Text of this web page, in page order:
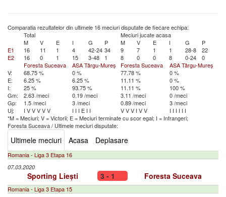
Comparatia rezultatelor din ultimele 16 meciuri disputate de fiecare echipa:
Total
Meciuri jucate acasa
M
V E I G P M V E I G
P
E1
16 11 1 4 42-24 34 9 7 1 1 28-8
22
E2
16 0 1 15 3-48 1 8 0 0 8 0-24
0
Foresta Suceava
ASA Târgu-Mureș Foresta Suceava
ASA Târgu-Mureș
V:
68.75 % 0 % 77.78 %
0 %
E:
6.25 % 6.25 % 11.11 %
0 %
I:
25 % 93.75 % 11.11 %
100 %
Gm:
2.63 /meci 0.19 /meci 3.11 /meci
0 /meci
Gp:
1.5 /meci 3 /meci 0.89 /meci
3 /meci
Uj:
I VVVVV I I I E I I VVV I VV I I I I I I
*M = Meciuri; V = Victorii; E = Meciuri terminate cu scor egal; I = Infrangeri;
Foresta Suceava/ Ultimele meciuri disputate:
Ultimele meciuri Acasa Deplasare
Romania - Liga 3 Etapa 16
07.03.2020
Sporting Liești 3 - 1 Foresta Suceava
Romania - Liga 3 Etapa 15